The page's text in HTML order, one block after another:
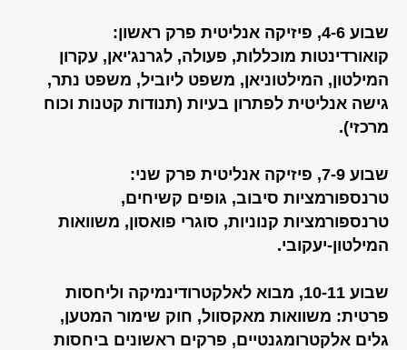
שבוע 4-6, פיזיקה אנליטית פרק ראשון:
קואורדינטות מוכללות, פעולה, לגרנג'יאן, עקרון
המילטון, המילטוניאן, משפט ליוביל, משפט נתר,
גישה אנליטית לפתרון בעיות (תנודות קטנות וכוח
מרכזי).
שבוע 7-9, פיזיקה אנליטית פרק שני:
טרנספורמציות סיבוב, גופים קשיחים,
טרנספורמציות קנוניות, סוגרי פואסון, משוואות
המילטון-יעקובי.
שבוע 10-11, מבוא לאלקטרודינמיקה וליחסות
פרטית: משוואות מאקסוול, חוק שימור המטען,
גלים אלקטרומגנטיים, פרקים ראשונים ביחסות